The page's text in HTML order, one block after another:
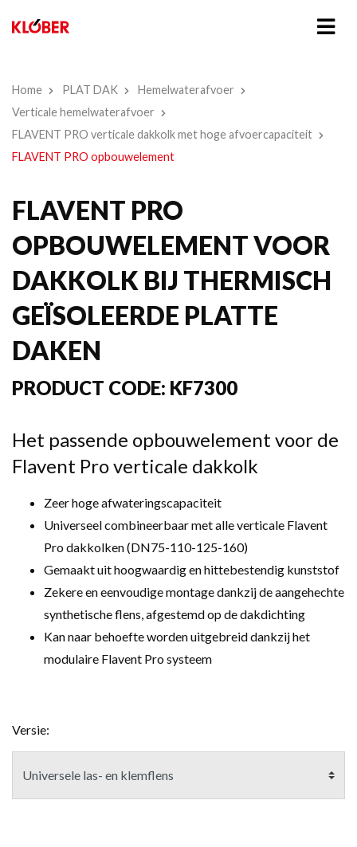
Home PLAT DAK
Hemelwaterafvoer
Verticale hemelwaterafvoer
FLAVENT PRO verticale dakkolk met hoge afvoercapaciteit
FLAVENT PRO opbouwelement
FLAVENT PRO
OPBOUWELEMENT VOOR
DAKKOLK BIJ THERMISCH
GEÏSOLEERDE PLATTE
DAKEN
PRODUCT CODE: KF7300
Het passende opbouwelement voor de
Flavent Pro verticale dakkolk
Zeer hoge afwateringscapaciteit
Universeel combineerbaar met alle verticale Flavent
Pro dakkolken (DN75-110-125-160)
Gemaakt uit hoogwaardig en hittebestendig kunststof
Zekere en eenvoudige montage dankzij de aangehechte
synthetische flens, afgestemd op de dakdichting
Kan naar behoefte worden uitgebreid dankzij het
modulaire Flavent Pro systeem
Versie: